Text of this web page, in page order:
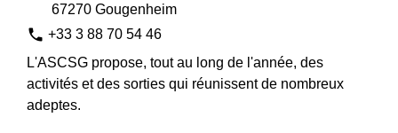
67270 Gougenheim
phone +33 3 88 70 54 46
L'ASCSG propose, tout au long de l'année, des
activités et des sorties qui réunissent de nombreux
adeptes.